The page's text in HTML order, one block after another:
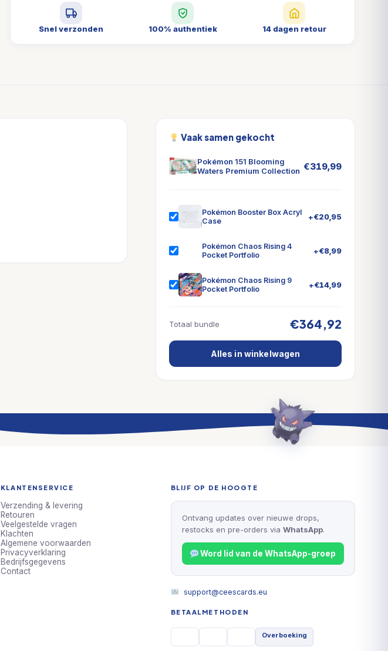
Snel verzonden 100% authentiek 14 dagen retour
Vaak samen gekocht
Pokémon 151 Blooming
Waters Premium Collection €319,99
Pokémon Booster Box Acryl
Case
+€20,95
Pokémon Chaos Rising 4
Pocket Portfolio
+€8,99
Pokémon Chaos Rising 9
Pocket Portfolio
+€14,99
Totaal bundle €364,92
Alles in winkelwagen
KLANTENSERVICE
Verzending & levering
Retouren
Veelgestelde vragen
Klachten
Algemene voorwaarden
Privacyverklaring
Bedrijfsgegevens
Contact
BLIJF OP DE HOOGTE
Ontvang updates over nieuwe drops,
restocks en pre-orders via WhatsApp.
Word lid van de WhatsApp-groep
support@ceescards.eu
BETAALMETHODEN
Overboeking